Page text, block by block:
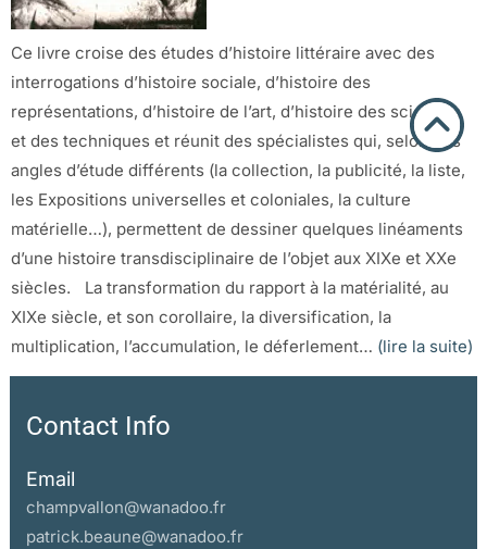
Ce livre croise des études d’histoire littéraire avec des
interrogations d’histoire sociale, d’histoire des
représentations, d’histoire de l’art, d’histoire des sciences
et des techniques et réunit des spécialistes qui, selon des
angles d’étude différents (la collection, la publicité, la liste,
les Expositions universelles et coloniales, la culture
matérielle…), permettent de dessiner quelques linéaments
d’une histoire transdisciplinaire de l’objet aux XIXe et XXe
siècles. La transformation du rapport à la matérialité, au
XIXe siècle, et son corollaire, la diversification, la
multiplication, l’accumulation, le déferlement… (lire la suite)
Contact Info
Email
champvallon@wanadoo.fr
patrick.beaune@wanadoo.fr